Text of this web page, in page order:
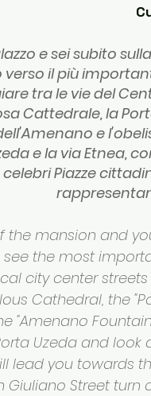
e sei subito
il più
tra le vie del
Cattedrale, la
e
e la via Etnea,
Piazze
mansion and
the most
city center
Cathedral, the
"Amenano
Uzeda and look
lead you towards
Giuliano Street